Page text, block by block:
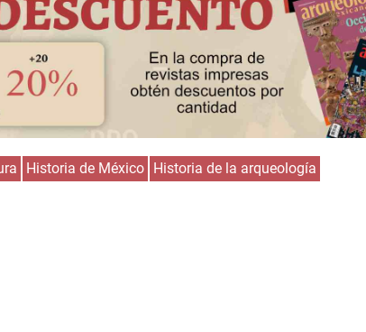
Historia de México Historia de la arqueología